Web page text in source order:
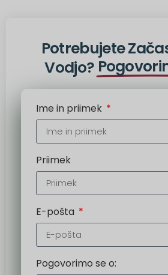
Potrebujete
Vodjo?
Ime in priimek
Priimek
E-pošta
Pogovorimo se o: